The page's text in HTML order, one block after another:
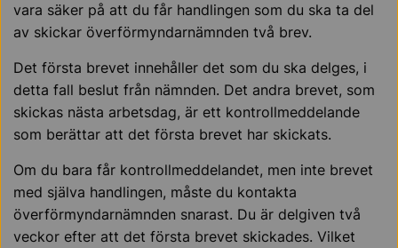
vara säker på att du får handlingen som du ska ta del
av skickar överförmyndarnämnden två brev.
Det första brevet innehåller det som du ska delges, i
detta fall beslut från nämnden. Det andra brevet, som
skickas nästa arbetsdag, är ett kontrollmeddelande
som berättar att det första brevet har skickats.
Om du bara får kontrollmeddelandet, men inte brevet
med själva handlingen, måste du kontakta
överförmyndarnämnden snarast. Du är delgiven två
veckor efter att det första brevet skickades. Vilket